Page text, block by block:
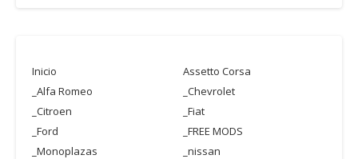
Inicio
Assetto Corsa
_Alfa Romeo
_Chevrolet
_Citroen
_Fiat
_Ford
_FREE MODS
_Monoplazas
_nissan